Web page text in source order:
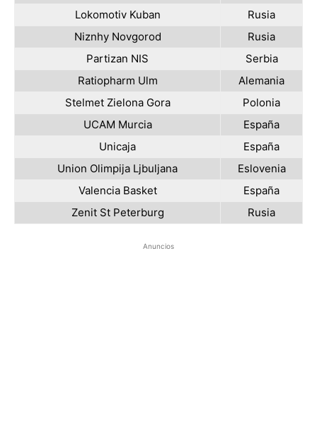
Lokomotiv Kuban
Rusia
Niznhy Novgorod
Rusia
Partizan NIS
Serbia
Ratiopharm Ulm
Alemania
Stelmet Zielona Gora
Polonia
UCAM Murcia
España
Unicaja
España
Union Olimpija Ljbuljana
Eslovenia
Valencia Basket
España
Zenit St Peterburg
Rusia
Anuncios